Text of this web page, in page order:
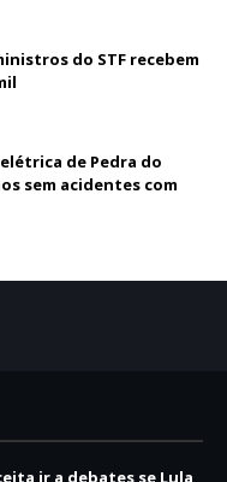
do STF recebem
de Pedra do
sem acidentes com
ir a debates se Lula